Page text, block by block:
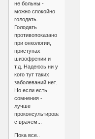
не больны -
можно спокойно
голодать.
Голодать
противопоказано
при онкологии,
приступах
шизофрении и
т.д. Надеюсь ни у
кого тут таких
заболеваний нет.
Но если есть
сомнения -
лучше
проконсультироваться
с врачем...
Пока все..